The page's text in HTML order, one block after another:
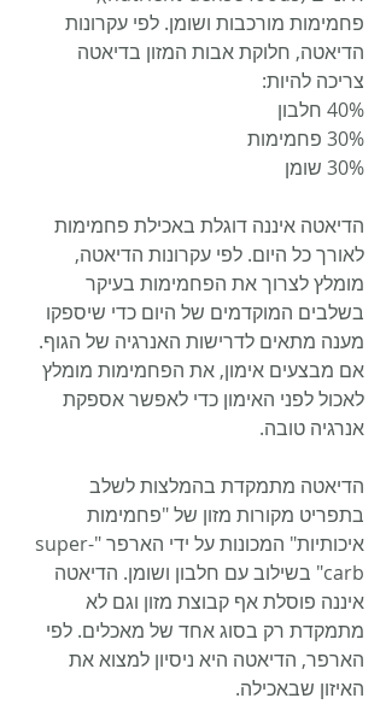
פחמימות מורכבות ושומן. לפי עקרונות
הדיאטה, חלוקת אבות המזון בדיאטה
צריכה להיות:
40% חלבון
30% פחמימות
30% שומן
הדיאטה איננה דוגלת באכילת פחמימות
לאורך כל היום. לפי עקרונות הדיאטה,
מומלץ לצרוך את הפחמימות בעיקר
בשלבים המוקדמים של היום כדי שיספקו
מענה מתאים לדרישות האנרגיה של הגוף.
אם מבצעים אימון, את הפחמימות מומלץ
לאכול לפני האימון כדי לאפשר אספקת
אנרגיה טובה.
הדיאטה מתמקדת בהמלצות לשלב
בתפריט מקורות מזון של "פחמימות
איכותיות" המכונות על ידי הארפר "super-
carb" בשילוב עם חלבון ושומן. הדיאטה
איננה פוסלת אף קבוצת מזון וגם לא
מתמקדת רק בסוג אחד של מאכלים. לפי
הארפר, הדיאטה היא ניסיון למצוא את
האיזון שבאכילה.